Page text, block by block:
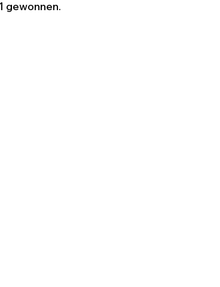
gewonnen.